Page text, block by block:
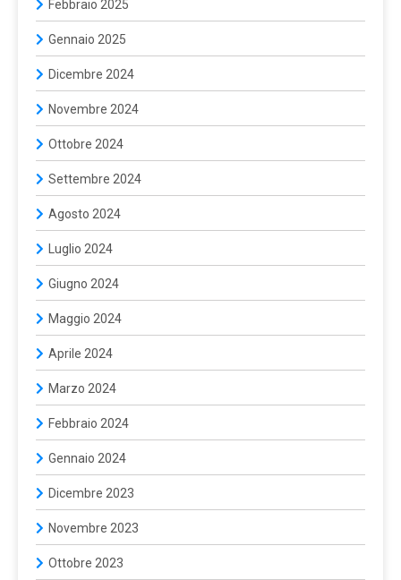
Febbraio 2025
Gennaio 2025
Dicembre 2024
Novembre 2024
Ottobre 2024
Settembre 2024
Agosto 2024
Luglio 2024
Giugno 2024
Maggio 2024
Aprile 2024
Marzo 2024
Febbraio 2024
Gennaio 2024
Dicembre 2023
Novembre 2023
Ottobre 2023